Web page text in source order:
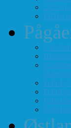
Litt om
FIDEs
Vårt